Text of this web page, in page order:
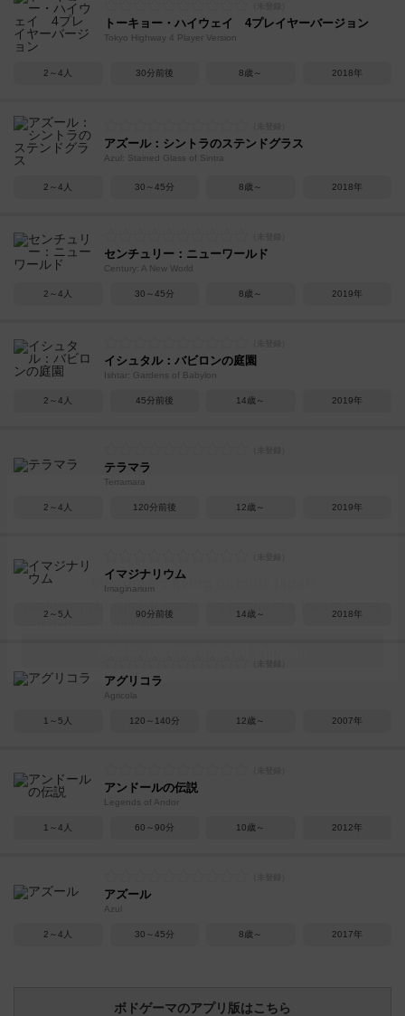
トーキョー・ハイウェイ 4プレイヤーバージョン
Tokyo Highway 4 Player Version
2～4人 30分前後 8歳～ 2018年
アズール：シントラのステンドグラス
Azul: Stained Glass of Sintra
2～4人 30～45分 8歳～ 2018年
センチュリー：ニューワールド
Century: A New World
2～4人 30～45分 8歳～ 2019年
イシュタル：バビロンの庭園
Ishtar: Gardens of Babylon
2～4人 45分前後 14歳～ 2019年
テラマラ
Terramara
2～4人 120分前後 12歳～ 2019年
イマジナリウム
Imaginarium
2～5人 90分前後 14歳～ 2018年
アグリコラ
Agricola
1～5人 120～140分 12歳～ 2007年
アンドールの伝説
Legends of Andor
1～4人 60～90分 10歳～ 2012年
アズール
Azul
2～4人 30～45分 8歳～ 2017年
ボドゲーマのアプリ版はこちら